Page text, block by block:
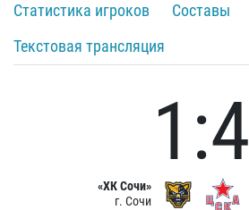
Статистика игроков
Составы
Текстовая трансляция
«ХК Сочи»
г. Сочи
1:4